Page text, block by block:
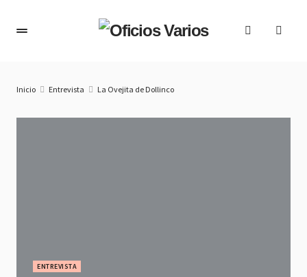
Inicio Entrevista La Ovejita de Dollinco
ENTREVISTA